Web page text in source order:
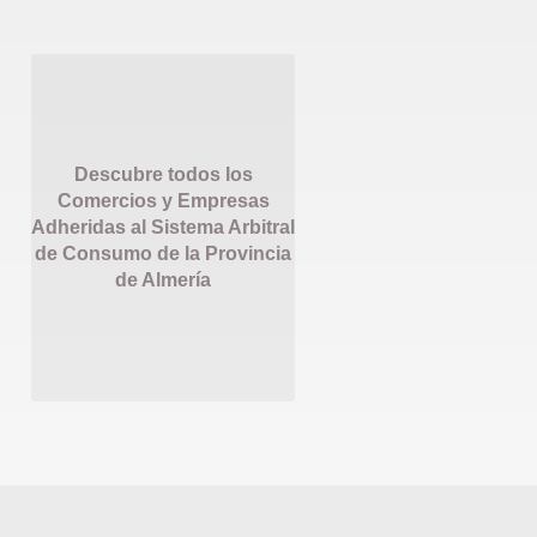
Descubre todos los
Comercios y Empresas
Adheridas al Sistema Arbitral
de Consumo de la Provincia
de Almería